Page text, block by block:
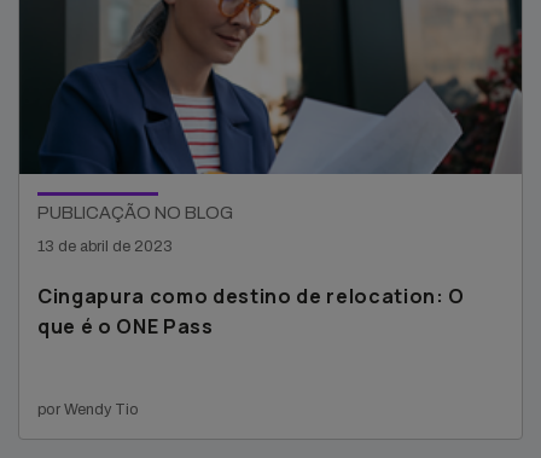
PUBLICAÇÃO NO BLOG
13 de abril de 2023
Cingapura como destino de relocation: O
que é o ONE Pass
por Wendy Tio